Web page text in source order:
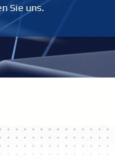
Sie uns.